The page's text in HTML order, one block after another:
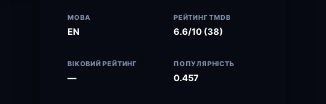
МОВА
EN
РЕЙТИНГ TMDB
6.6/10 (38)
ВІКОВИЙ РЕЙТИНГ
—
ПОПУЛЯРНІСТЬ
0.457